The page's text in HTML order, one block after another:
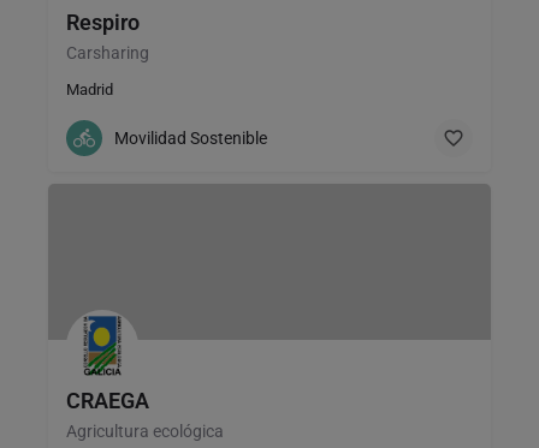
Respiro
Carsharing
Madrid
Movilidad Sostenible
CRAEGA
Agricultura ecológica